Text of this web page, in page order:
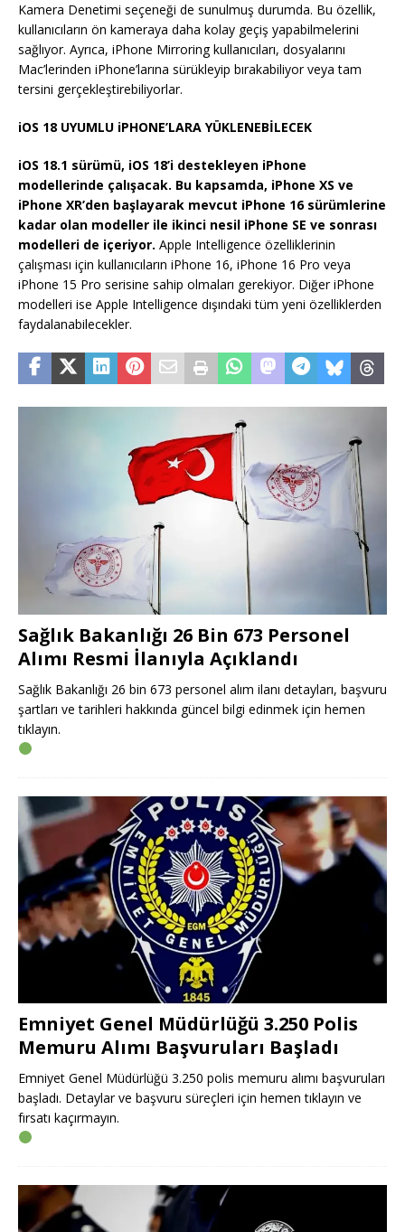
Kamera Denetimi seçeneği de sunulmuş durumda. Bu özellik,
kullanıcıların ön kameraya daha kolay geçiş yapabilmelerini
sağlıyor. Ayrıca, iPhone Mirroring kullanıcıları, dosyalarını
Mac’lerinden iPhone’larına sürükleyip bırakabiliyor veya tam
tersini gerçekleştirebiliyorlar.
iOS 18 UYUMLU iPHONE’LARA YÜKLENEBİLECEK
iOS 18.1 sürümü, iOS 18’i destekleyen iPhone
modellerinde çalışacak. Bu kapsamda, iPhone XS ve
iPhone XR’den başlayarak mevcut iPhone 16 sürümlerine
kadar olan modeller ile ikinci nesil iPhone SE ve sonrası
modelleri de içeriyor. Apple Intelligence özelliklerinin
çalışması için kullanıcıların iPhone 16, iPhone 16 Pro veya
iPhone 15 Pro serisine sahip olmaları gerekiyor. Diğer iPhone
modelleri ise Apple Intelligence dışındaki tüm yeni özelliklerden
faydalanabilecekler.
Sağlık Bakanlığı 26 Bin 673 Personel
Alımı Resmi İlanıyla Açıklandı
Sağlık Bakanlığı 26 bin 673 personel alım ilanı detayları, başvuru
şartları ve tarihleri hakkında güncel bilgi edinmek için hemen
tıklayın.
Emniyet Genel Müdürlüğü 3.250 Polis
Memuru Alımı Başvuruları Başladı
Emniyet Genel Müdürlüğü 3.250 polis memuru alımı başvuruları
başladı. Detaylar ve başvuru süreçleri için hemen tıklayın ve
fırsatı kaçırmayın.